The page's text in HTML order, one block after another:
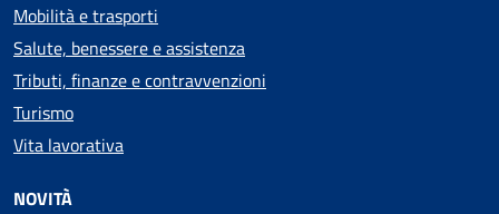
Mobilità e trasporti
Salute, benessere e assistenza
Tributi, finanze e contravvenzioni
Turismo
Vita lavorativa
NOVITÀ